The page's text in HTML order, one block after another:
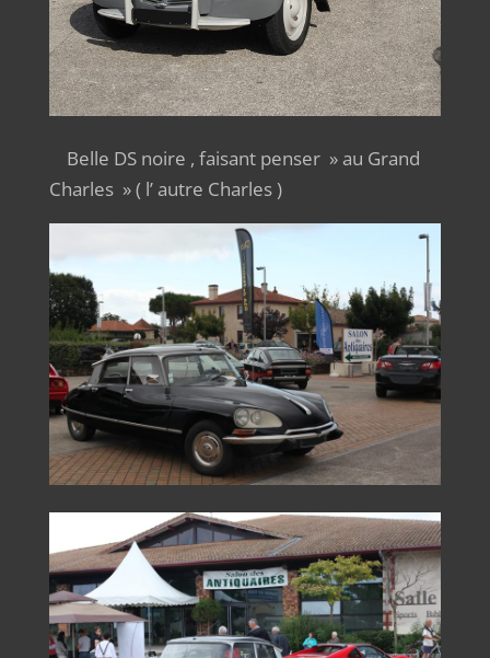
Belle DS noire , faisant penser » au Grand
Charles » ( l’ autre Charles )